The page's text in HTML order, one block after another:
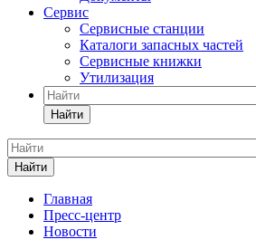
Сервис
Сервисные станции
Каталоги запасных частей
Сервисные книжки
Утилизация
Найти
Найти
Главная
Пресс-центр
Новости